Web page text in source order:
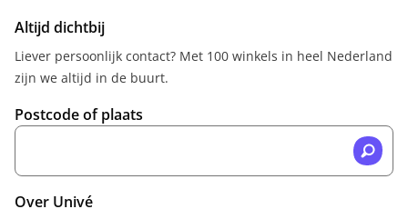
Altijd dichtbij
Liever persoonlijk contact? Met 100 winkels in heel Nederland
zijn we altijd in de buurt.
Postcode of plaats
Over Univé